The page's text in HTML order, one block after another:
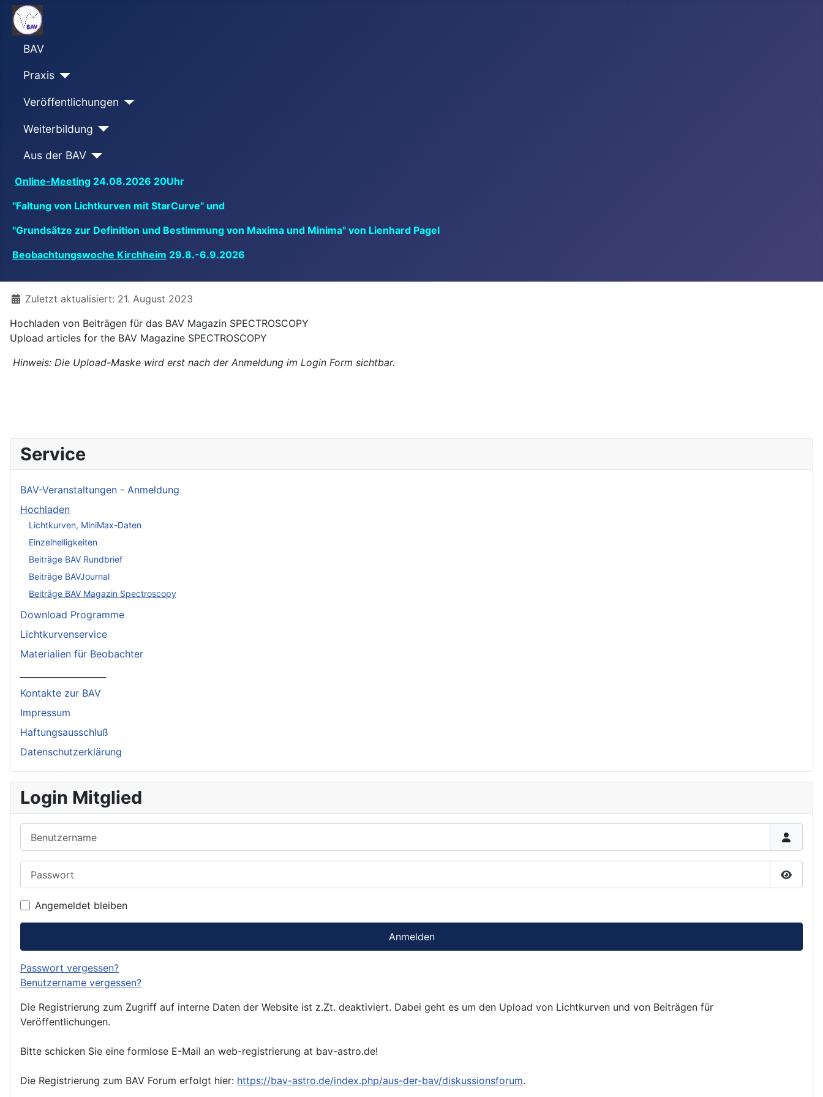
BAV
Praxis
Veröffentlichungen
Weiterbildung
Aus der BAV
Online-Meeting 24.08.2026 20Uhr
"Faltung von Lichtkurven mit StarCurve" und
"Grundsätze zur Definition und Bestimmung von Maxima und Minima" von Lienhard Pagel
Beobachtungswoche Kirchheim 29.8.-6.9.2026
DetailsZuletzt aktualisiert: 21. August 2023
Hochladen von Beiträgen für das BAV Magazin SPECTROSCOPY
Upload articles for the BAV Magazine SPECTROSCOPY
Hinweis: Die Upload-Maske wird erst nach der Anmeldung im Login Form sichtbar.
Service
BAV-Veranstaltungen - Anmeldung
Hochladen
Lichtkurven, MiniMax-Daten
Einzelhelligkeiten
Beiträge BAV Rundbrief
Beiträge BAVJournal
Beiträge BAV Magazin Spectroscopy
Download Programme
Lichtkurvenservice
Materialien für Beobachter
Kontakte zur BAV
Impressum
Haftungsausschluß
Datenschutzerklärung
Login Mitglied
Angemeldet bleiben
Anmelden
Passwort vergessen?
Benutzername vergessen?
Die Registrierung zum Zugriff auf interne Daten der Website ist z.Zt. deaktiviert. Dabei geht es um den Upload von Lichtkurven und von Beiträgen für
Veröffentlichungen.
Bitte schicken Sie eine formlose E-Mail an web-registrierung at bav-astro.de!
Die Registrierung zum BAV Forum erfolgt hier: https://bav-astro.de/index.php/aus-der-bav/diskussionsforum.